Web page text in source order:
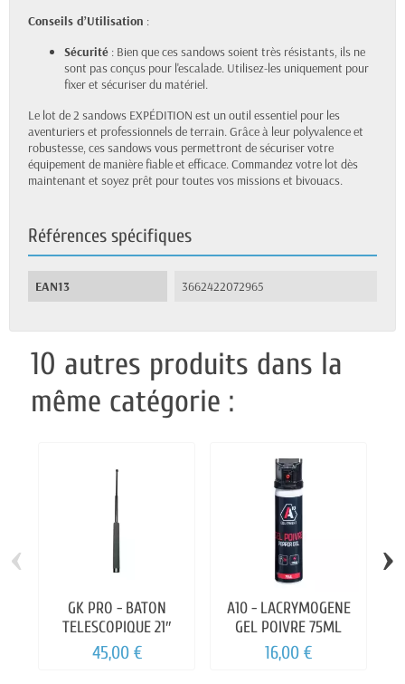
Conseils d’Utilisation :
Sécurité : Bien que ces sandows soient très résistants, ils ne
sont pas conçus pour l'escalade. Utilisez-les uniquement pour
fixer et sécuriser du matériel.
Le lot de 2 sandows EXPÉDITION est un outil essentiel pour les
aventuriers et professionnels de terrain. Grâce à leur polyvalence et
robustesse, ces sandows vous permettront de sécuriser votre
équipement de manière fiable et efficace. Commandez votre lot dès
maintenant et soyez prêt pour toutes vos missions et bivouacs.
Références spécifiques
EAN13 3662422072965
10 autres produits dans la
même catégorie :
GK PRO - BATON
TELESCOPIQUE 21″
45,00 €
A10 - LACRYMOGENE
GEL POIVRE 75ML
16,00 €
‹ ›